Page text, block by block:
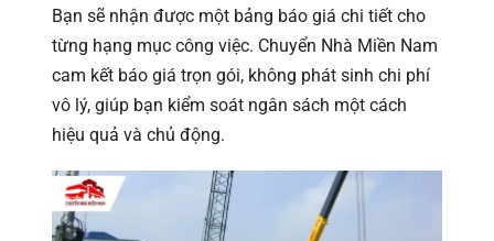
Bạn sẽ nhận được một bảng báo giá chi tiết cho
từng hạng mục công việc. Chuyển Nhà Miền Nam
cam kết báo giá trọn gói, không phát sinh chi phí
vô lý, giúp bạn kiểm soát ngân sách một cách
hiệu quả và chủ động.